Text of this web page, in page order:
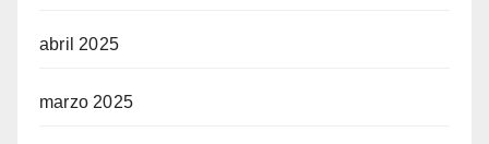
abril 2025
marzo 2025